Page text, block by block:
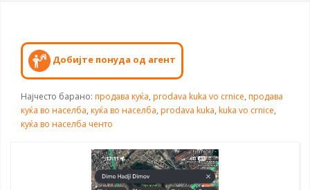
Добијте понуда од агент
Најчесто барано: продава куќа, prodava kuka vo crnice, продава
куќа во населба, куќа во населба, prodava kuka, kuka vo crnice,
куќа во населба ченто